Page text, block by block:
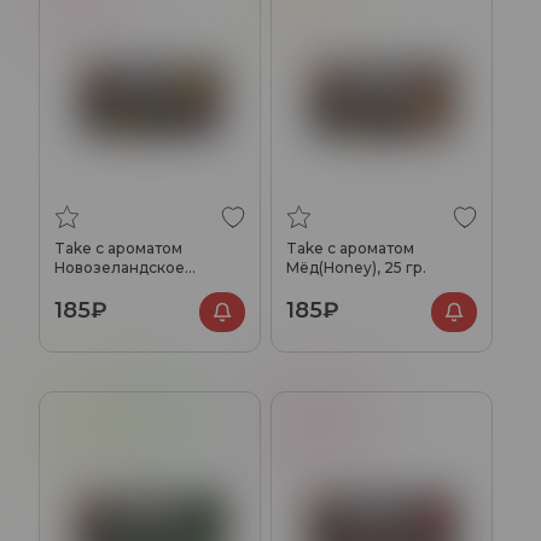
Take с ароматом
Новозеландское
25 гр.
185₽
Take с ароматом
Мёд(Honey), 25 гр.
185₽